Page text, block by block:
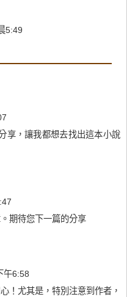
5:49
享，讓我都想去找出這本小說
期待您下一篇的分享
午6:58
！尤其是，特別注意到作者，